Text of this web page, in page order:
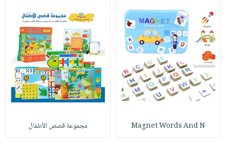
Magnet Words And N مجموعة قصص الأطفال